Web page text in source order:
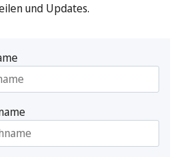
und Updates.